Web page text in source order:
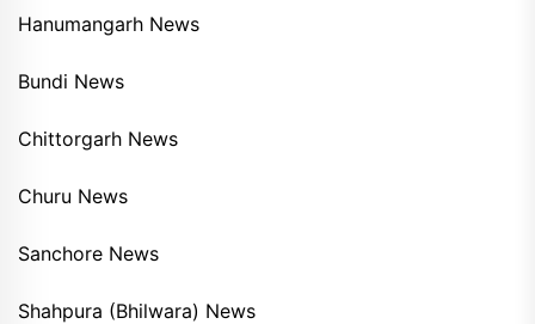
Hanumangarh News
Bundi News
Chittorgarh News
Churu News
Sanchore News
Shahpura (Bhilwara) News